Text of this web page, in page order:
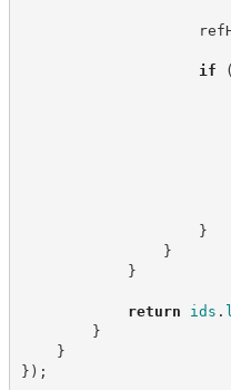
if (
}
}
}
return ids .
}
}
} ) ;